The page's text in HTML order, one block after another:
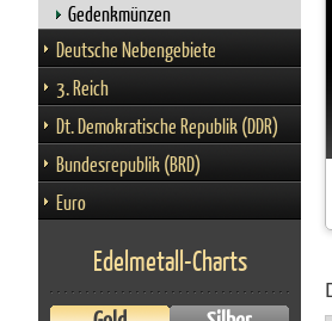
Gedenkmünzen
Deutsche Nebengebiete
3. Reich
Dt. Demokratische Republik (DDR)
Bundesrepublik (BRD)
Euro
Edelmetall-Charts